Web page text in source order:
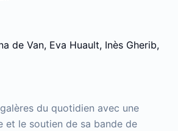
de Van, Eva Huault, Inès Gherib,
du quotidien avec une
et le soutien de sa bande de